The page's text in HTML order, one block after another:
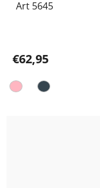
Art 5645
€62,95